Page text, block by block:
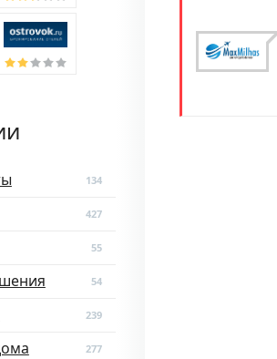
134
427
55
54
239
277